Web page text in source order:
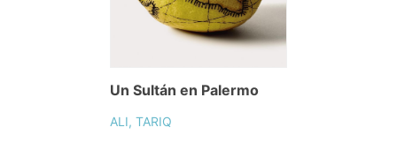
Un Sultán en Palermo
ALI, TARIQ